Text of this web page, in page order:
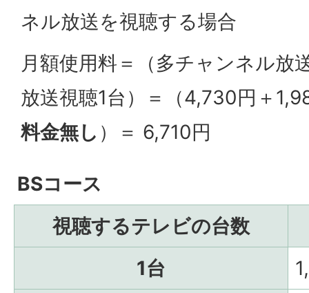
ネル放送を視聴する場合
月額使用料＝（多チャンネル放
放送視聴1台）＝（4,730円＋
料金無し ）＝ 6,710円
BSコース
視聴するテレビの台数
1台